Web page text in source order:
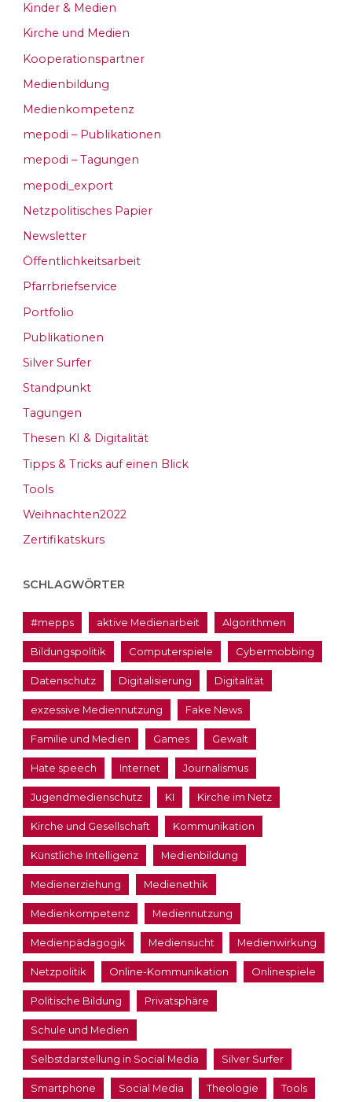
Kinder & Medien
Kirche und Medien
Kooperationspartner
Medienbildung
Medienkompetenz
mepodi – Publikationen
mepodi – Tagungen
mepodi_export
Netzpolitisches Papier
Newsletter
Öffentlichkeitsarbeit
Pfarrbriefservice
Portfolio
Publikationen
Silver Surfer
Standpunkt
Tagungen
Thesen KI & Digitalität
Tipps & Tricks auf einen Blick
Tools
Weihnachten2022
Zertifikatskurs
SCHLAGWÖRTER
#mepps aktive Medienarbeit Algorithmen
Bildungspolitik Computerspiele Cybermobbing
Datenschutz Digitalisierung Digitalität
exzessive Mediennutzung Fake News
Familie und Medien Games Gewalt
Hate speech Internet Journalismus
Jugendmedienschutz KI Kirche im Netz
Kirche und Gesellschaft Kommunikation
Künstliche Intelligenz Medienbildung
Medienerziehung Medienethik
Medienkompetenz Mediennutzung
Medienpädagogik Mediensucht Medienwirkung
Netzpolitik Online-Kommunikation Onlinespiele
Politische Bildung Privatsphäre
Schule und Medien
Selbstdarstellung in Social Media Silver Surfer
Smartphone Social Media Theologie Tools